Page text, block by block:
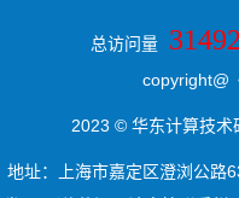
总访问量
copyright@
2023 © 华东计算技
地址：上海市嘉定区澄浏公路